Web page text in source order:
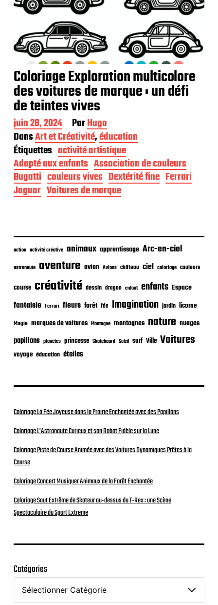
Coloriage Exploration multicolore
des voitures de marque : un défi
de teintes vives
D
a
t
e
d
e
p
u
b
a
t
o
juin 28, 2024 ParHugo
DansArt et Créativité,éducation
Étiquettes activité artistique
Adapté aux enfants Association de couleurs
Bugatti couleurs vives Dextérité fine Ferrari
Jaguar Voitures de marque
action activité créative animaux apprentissage Arc-en-ciel
astronaute aventure avion Avions château ciel coloriage couleurs
course créativité dessin dragon enfant enfants Espace
fantaisie Ferrari fleurs forêt fée Imagination jardin licorne
Magie marques de voitures Montagne montagnes nature nuages
papillons planètes princesse Skateboard Soleil surf Ville Voitures
voyage éducation étoiles
Coloriage La Fée Joyeuse dans la Prairie Enchantée avec des Papillons
Coloriage L’Astronaute Curieux et son Robot Fidèle sur la Lune
Coloriage Piste de Course Animée avec des Voitures Dynamiques Prêtes à la
Course
Coloriage Concert Musiquer Animaux de la Forêt Enchantée
Coloriage Saut Extrême de Skateur au-dessus du T-Rex : une Scène
Spectaculaire du Sport Extreme
Catégories